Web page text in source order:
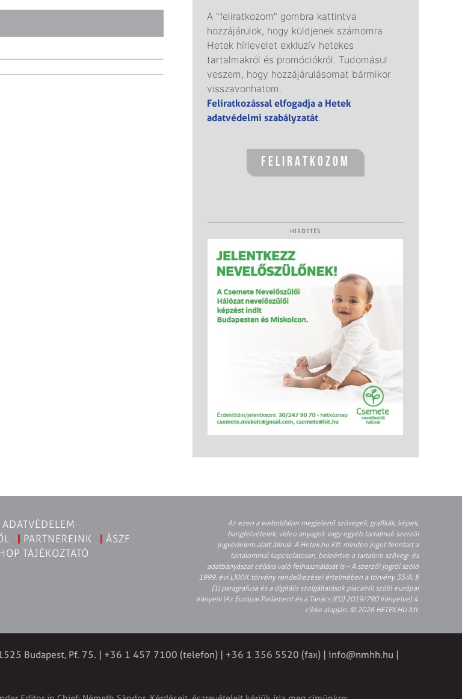
A "feliratkozom" gombra kattintva
hozzájárulok, hogy küldjenek számomra
Hetek hírlevelet exkluzív hetekes
tartalmakról és promóciókról. Tudomásul
veszem, hogy hozzájárulásomat bármikor
visszavonhatom.
Feliratkozással elfogadja a Hetek
adatvédelmi szabályzatát.
HIRDETÉS
ADATVÉDELEM
PARTNEREINK
ÁSZF
TÁJÉKOZTATÓ
Az ezen a weboldalon megjelenő szövegek, grafikák, képek,
hangfelvételek, video anyagok vagy egyéb tartalmak szerzői
jogvédelem alatt állnak. A Hetek.hu Kft. minden jogot fenntart a
tartalommal kapcsolatosan, beleértve a tartalom szöveg- és
adatbányászat céljára való felhasználását is – A szerzői jogról szóló
1999. évi LXXVI. törvény rendelkezései értelmében a törvény 35/A. §
(1) paragrafusa és a digitális szolgáltatások piacairól szóló európai
irányelv (Az Európai Parlament és a Tanács (EU) 2019/790 Irányelve) 4.
cikke alapján. © 2026 HETEK.HU Kft.
Budapest, Pf. 75. | +36 1 457 7100 (telefon) | +36 1 356 5520 (fax) | info@nmhh.hu